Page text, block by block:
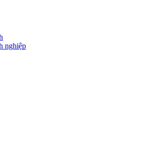
nghiệp